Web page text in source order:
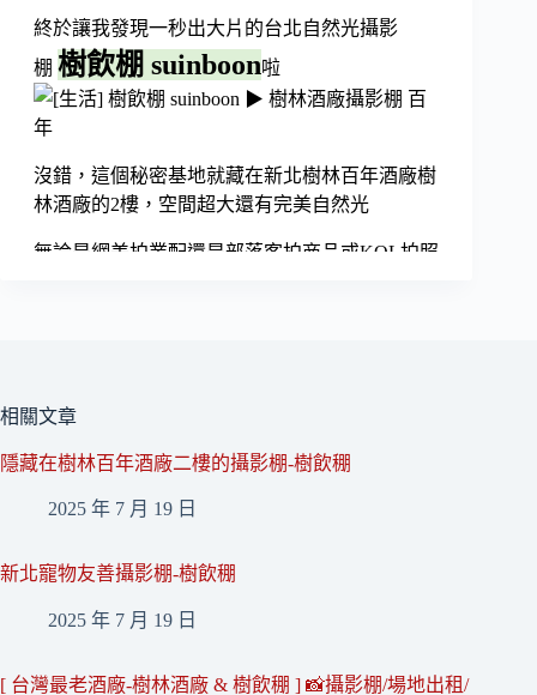
相關文章
隱藏在樹林百年酒廠二樓的攝影棚-樹飲稝
2025 年 7 月 19 日
新北寵物友善攝影棚-樹飲稝
2025 年 7 月 19 日
[ 台灣最老酒廠-樹林酒廠 & 樹飲稝 ] 📸攝影棚/場地出租/